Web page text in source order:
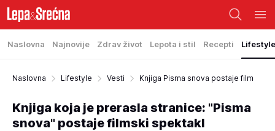
Naslovna Najnovije Zdrav život Lepota i stil Recepti Lifestyle
Naslovna Lifestyle Vesti Knjiga Pisma snova postaje film
Knjiga koja je prerasla stranice: "Pisma
snova" postaje filmski spektakl